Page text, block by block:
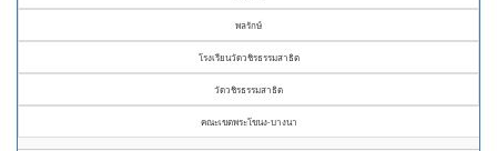
พลรักษ์
โรงเรียนวัดวชิรธรรมสาธิต
วัดวชิรธรรมสาธิต
คณะเขตพระโขนง-บางนา